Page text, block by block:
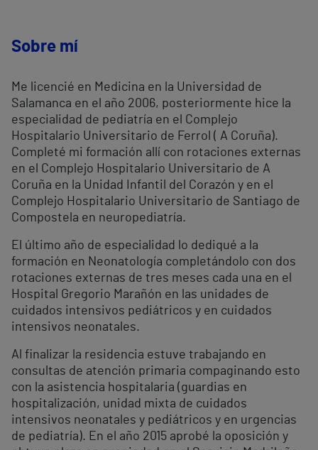
Sobre mí
Me licencié en Medicina en la Universidad de
Salamanca en el año 2006, posteriormente hice la
especialidad de pediatría en el Complejo
Hospitalario Universitario de Ferrol ( A Coruña).
Completé mi formación allí con rotaciones externas
en el Complejo Hospitalario Universitario de A
Coruña en la Unidad Infantil del Corazón y en el
Complejo Hospitalario Universitario de Santiago de
Compostela en neuropediatría.
El último año de especialidad lo dediqué a la
formación en Neonatología completándolo con dos
rotaciones externas de tres meses cada una en el
Hospital Gregorio Marañón en las unidades de
cuidados intensivos pediátricos y en cuidados
intensivos neonatales.
Al finalizar la residencia estuve trabajando en
consultas de atención primaria compaginando esto
con la asistencia hospitalaria (guardias en
hospitalización, unidad mixta de cuidados
intensivos neonatales y pediátricos y en urgencias
de pediatría). En el año 2015 aprobé la oposición y